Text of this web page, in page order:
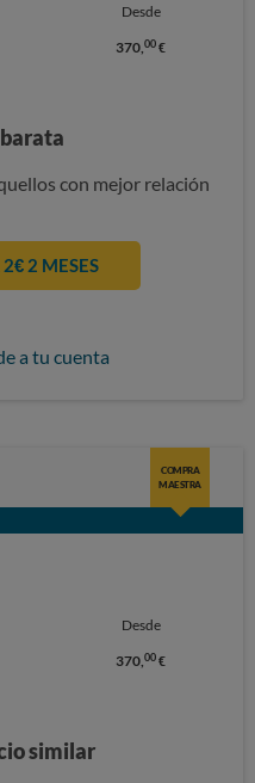
Desde
370,00 €
con mejor relación
2 MESES
a tu cuenta
COMPRA
MAESTRA
Desde
370,00 €
similar